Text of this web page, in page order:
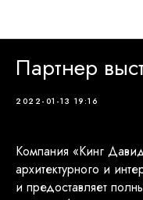
Партнер
2022-01-13 19:16
Компания «Кинг
архитектурного и
и предоставляет